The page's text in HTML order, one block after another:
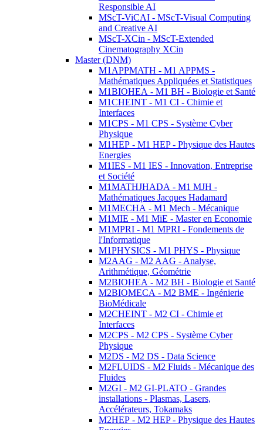
Responsible AI
MScT-ViCAI - MScT-Visual Computing
and Creative AI
MScT-XCin - MScT-Extended
Cinematography XCin
Master (DNM)
M1APPMATH - M1 APPMS -
Mathématiques Appliquées et Statistiques
M1BIOHEA - M1 BH - Biologie et Santé
M1CHEINT - M1 CI - Chimie et
Interfaces
M1CPS - M1 CPS - Système Cyber
Physique
M1HEP - M1 HEP - Physique des Hautes
Energies
M1IES - M1 IES - Innovation, Entreprise
et Société
M1MATHJHADA - M1 MJH -
Mathématiques Jacques Hadamard
M1MECHA - M1 Mech - Mécanique
M1MIE - M1 MiE - Master en Economie
M1MPRI - M1 MPRI - Fondements de
l'Informatique
M1PHYSICS - M1 PHYS - Physique
M2AAG - M2 AAG - Analyse,
Arithmétique, Géométrie
M2BIOHEA - M2 BH - Biologie et Santé
M2BIOMECA - M2 BME - Ingénierie
BioMédicale
M2CHEINT - M2 CI - Chimie et
Interfaces
M2CPS - M2 CPS - Système Cyber
Physique
M2DS - M2 DS - Data Science
M2FLUIDS - M2 Fluids - Mécanique des
Fluides
M2GI - M2 GI-PLATO - Grandes
installations - Plasmas, Lasers,
Accélérateurs, Tokamaks
M2HEP - M2 HEP - Physique des Hautes